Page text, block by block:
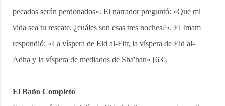
pecados serán perdonados». El narrador preguntó: «Que mi
vida sea tu rescate, ¿cuáles son esas tres noches?». El Imam
respondió: «La víspera de Eid al-Fitr, la víspera de Eid al-
Adha y la víspera de mediados de Sha'ban» [63].
El Baño Completo